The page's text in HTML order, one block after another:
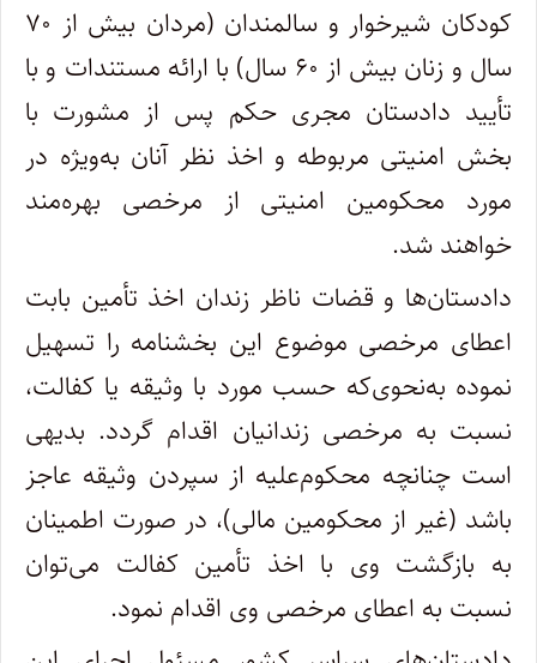
کودکان شیرخوار و سالمندان (مردان بیش از ۷۰
سال و زنان بیش از ۶۰ سال) با ارائه مستندات و با
تأیید دادستان مجری حکم پس از مشورت با
بخش امنیتی مربوطه و اخذ نظر آنان به‌ویژه در
مورد محکومین امنیتی از مرخصی بهره‌مند
خواهند شد.
دادستان‌ها و قضات ناظر زندان اخذ تأمین بابت
اعطای مرخصی موضوع این بخشنامه را تسهیل
نموده به‌نحوی‌که حسب مورد با وثیقه یا کفالت،
نسبت به مرخصی زندانیان اقدام گردد. بدیهی
است چنانچه محکوم‌علیه از سپردن وثیقه عاجز
باشد (غیر از محکومین مالی)، در صورت اطمینان
به بازگشت وی با اخذ تأمین کفالت می‌توان
نسبت به اعطای مرخصی وی اقدام نمود.